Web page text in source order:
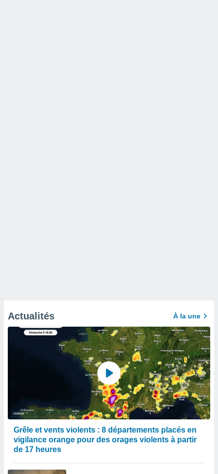
Actualités À la une
Grêle et vents violents : 8 départements placés en
vigilance orange pour des orages violents à partir
de 17 heures